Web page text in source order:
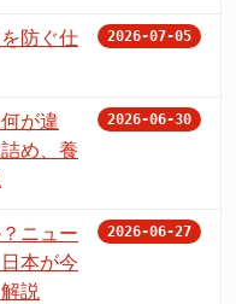
防ぐ仕
2026-07-05
が違
め、養
2026-06-30
ニュー
本が今
説
2026-06-27